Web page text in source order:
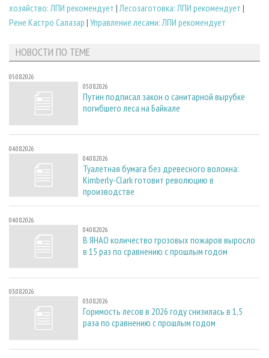
хозяйство: ЛПИ рекомендует | Лесозаготовка: ЛПИ рекомендует |
Рене Кастро Салазар | Управление лесами: ЛПИ рекомендует
НОВОСТИ ПО ТЕМЕ
05.08.2026
05.08.2026
Путин подписал закон о санитарной вырубке
погибшего леса на Байкале
04.08.2026
04.08.2026
Туалетная бумага без древесного волокна:
Kimberly-Clark готовит революцию в
производстве
04.08.2026
04.08.2026
В ЯНАО количество грозовых пожаров выросло
в 15 раз по сравнению с прошлым годом
03.08.2026
03.08.2026
Горимость лесов в 2026 году снизилась в 1,5
раза по сравнению с прошлым годом